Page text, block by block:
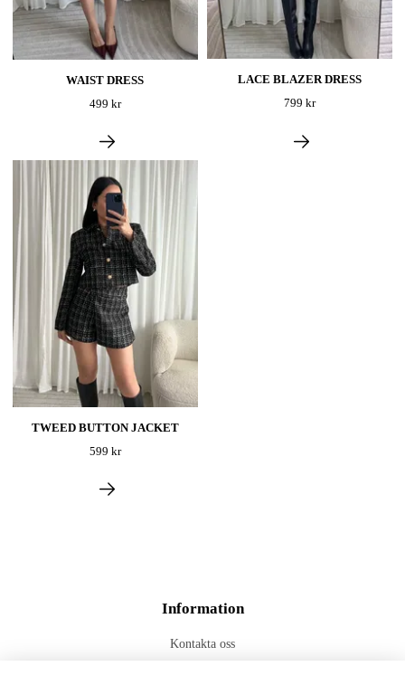
WAIST DRESS
499 kr
LACE BLAZER DRESS
799 kr
TWEED BUTTON JACKET
599 kr
Information
Kontakta oss